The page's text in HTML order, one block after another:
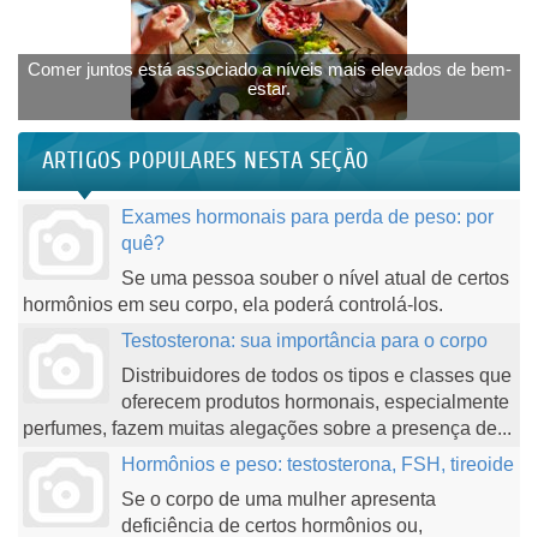
Comer juntos está associado a níveis mais elevados de bem-
estar.
ARTIGOS POPULARES NESTA SEÇÃO
Exames hormonais para perda de peso: por
quê?
Se uma pessoa souber o nível atual de certos
hormônios em seu corpo, ela poderá controlá-los.
Testosterona: sua importância para o corpo
Distribuidores de todos os tipos e classes que
oferecem produtos hormonais, especialmente
perfumes, fazem muitas alegações sobre a presença de...
Hormônios e peso: testosterona, FSH, tireoide
Se o corpo de uma mulher apresenta
deficiência de certos hormônios ou,